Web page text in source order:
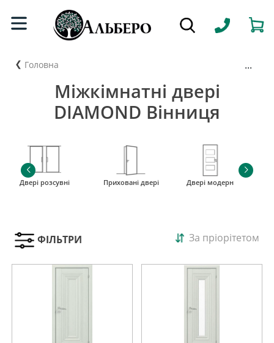
Головна ...
Міжкімнатні двері
DIAMOND Вінниця
Двері розсувні Приховані двері Двері модерн
ФІЛЬТРИ За пріорітетом